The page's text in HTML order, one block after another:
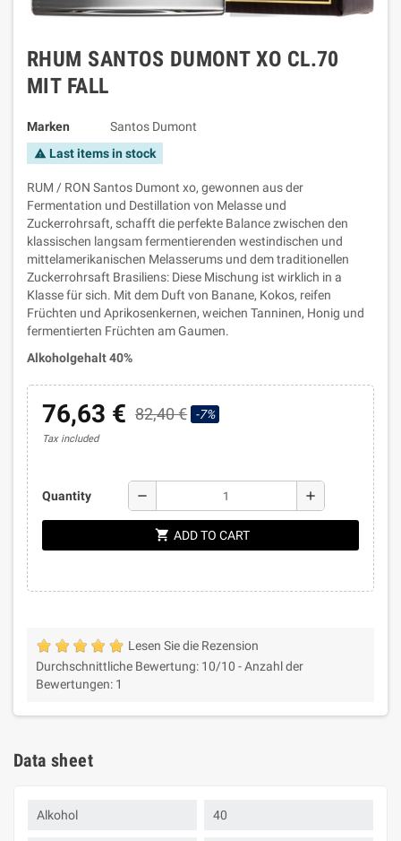
RHUM SANTOS DUMONT XO CL.70
MIT FALL
Marken Santos Dumont
warning Last items in stock
RUM / RON Santos Dumont xo, gewonnen aus der
Fermentation und Destillation von Melasse und
Zuckerrohrsaft, schafft die perfekte Balance zwischen den
klassischen langsam fermentierenden westindischen und
mittelamerikanischen Melasserums und dem traditionellen
Zuckerrohrsaft Brasiliens: Diese Mischung ist wirklich in a
Klasse für sich. Mit dem Duft von Banane, Kokos, reifen
Früchten und Aprikosenkernen, weichen Tanninen, Honig und
fermentierten Früchten am Gaumen.
Alkoholgehalt 40%
76,63 € 82,40 € -7%
Tax included
Quantity remove add
shopping_cart ADD TO CART
Lesen Sie die Rezension
Durchschnittliche Bewertung: 10/10 -Anzahl der
Bewertungen: 1
Data sheet
Alkohol 40